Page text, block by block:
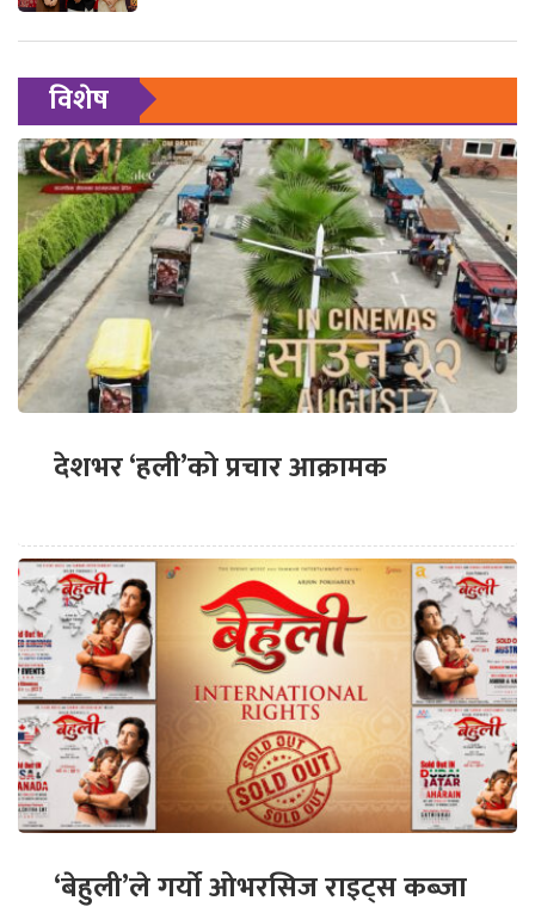
विशेष
देशभर ‘हली’को प्रचार आक्रामक
‘बेहुली’ले गर्यो ओभरसिज राइट्स कब्जा